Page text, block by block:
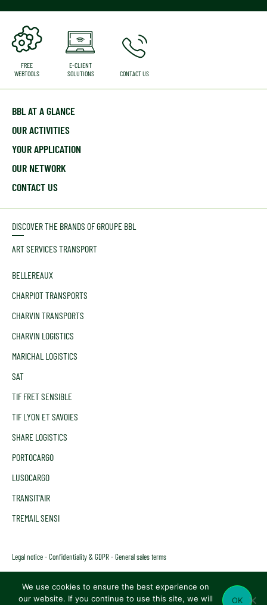
FREE
WEBTOOLS
E-CLIENT
SOLUTIONS
CONTACT US
BBL AT A GLANCE
OUR ACTIVITIES
YOUR APPLICATION
OUR NETWORK
CONTACT US
DISCOVER THE BRANDS OF GROUPE BBL
ART SERVICES TRANSPORT
BELLEREAUX
CHARPIOT TRANSPORTS
CHARVIN TRANSPORTS
CHARVIN LOGISTICS
MARICHAL LOGISTICS
SAT
TIF FRET SENSIBLE
TIF LYON ET SAVOIES
SHARE LOGISTICS
PORTOCARGO
LUSOCARGO
TRANSIT'AIR
TREMAIL SENSI
Legal notice Confidentiality & GDPR General sales terms
We use cookies to ensure the best experience on
our website. If you continue to use this site, we will
OK